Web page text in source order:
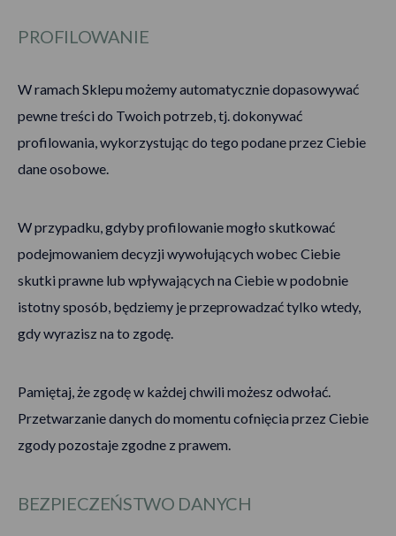
PROFILOWANIE
W ramach Sklepu możemy automatycznie dopasowywać
pewne treści do Twoich potrzeb, tj. dokonywać
profilowania, wykorzystując do tego podane przez Ciebie
dane osobowe.
W przypadku, gdyby profilowanie mogło skutkować
podejmowaniem decyzji wywołujących wobec Ciebie
skutki prawne lub wpływających na Ciebie w podobnie
istotny sposób, będziemy je przeprowadzać tylko wtedy,
gdy wyrazisz na to zgodę.
Pamiętaj, że zgodę w każdej chwili możesz odwołać.
Przetwarzanie danych do momentu cofnięcia przez Ciebie
zgody pozostaje zgodne z prawem.
BEZPIECZEŃSTWO DANYCH